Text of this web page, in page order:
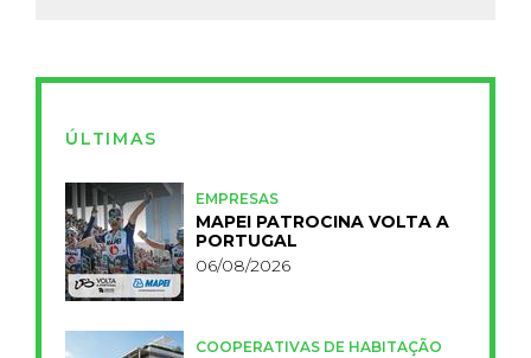
ÚLTIMAS
EMPRESAS
MAPEI PATROCINA VOLTA A
PORTUGAL
06/08/2026
COOPERATIVAS DE HABITAÇÃO